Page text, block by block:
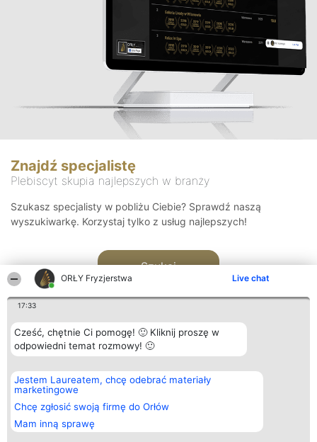
ORŁY Fryzjerstwa Live chat
17:33
Cześć, chętnie Ci pomogę! 🙂 Kliknij proszę w
odpowiedni temat rozmowy! 🙂
Jestem Laureatem, chcę odebrać materiały
marketingowe
Chcę zgłosić swoją firmę do Orłów
Mam inną sprawę
Znajdź specjalistę
Plebiscyt skupia najlepszych w branży
Szukasz specjalisty w pobliżu Ciebie? Sprawdź naszą
wyszukiwarkę. Korzystaj tylko z usług najlepszych!
Szukaj
Organizator plebiscytu
Bright Side Solutions sp. z o.
o. sp. k.
ul. Ruska 22
Wrocław 50-079
KRS 0000749100 | Regon
381313360 | NIP 8943132676
Plebiscyt
Laureaci
wszystkich
Laureatów
Regulamin
Kontakt
Kontakt